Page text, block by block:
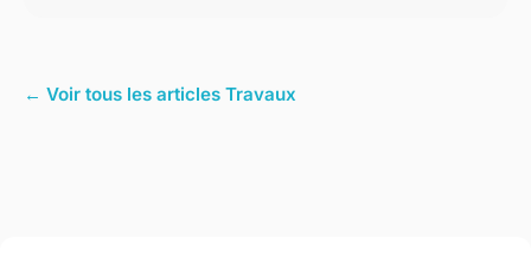
← Voir tous les articles Travaux